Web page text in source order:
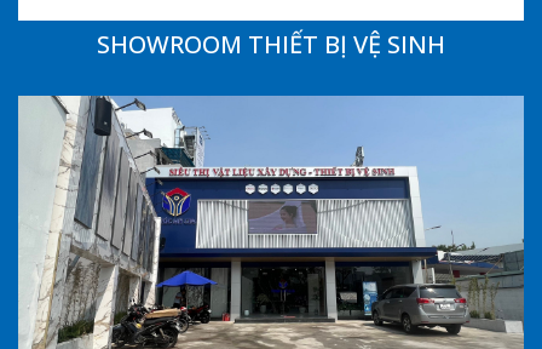
SHOWROOM THIẾT BỊ VỆ SINH